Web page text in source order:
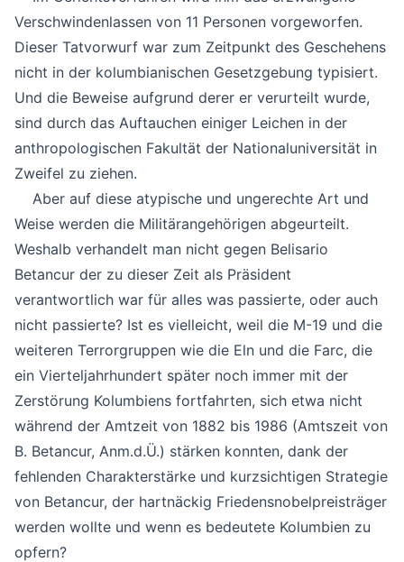
Verschwindenlassen von 11 Personen vorgeworfen.
Dieser Tatvorwurf war zum Zeitpunkt des Geschehens
nicht in der kolumbianischen Gesetzgebung typisiert.
Und die Beweise aufgrund derer er verurteilt wurde,
sind durch das Auftauchen einiger Leichen in der
anthropologischen Fakultät der Nationaluniversität in
Zweifel zu ziehen.
Aber auf diese atypische und ungerechte Art und
Weise werden die Militärangehörigen abgeurteilt.
Weshalb verhandelt man nicht gegen Belisario
Betancur der zu dieser Zeit als Präsident
verantwortlich war für alles was passierte, oder auch
nicht passierte? Ist es vielleicht, weil die M-19 und die
weiteren Terrorgruppen wie die Eln und die Farc, die
ein Vierteljahrhundert später noch immer mit der
Zerstörung Kolumbiens fortfahrten, sich etwa nicht
während der Amtzeit von 1882 bis 1986 (Amtszeit von
B. Betancur, Anm.d.Ü.) stärken konnten, dank der
fehlenden Charakterstärke und kurzsichtigen Strategie
von Betancur, der hartnäckig Friedensnobelpreisträger
werden wollte und wenn es bedeutete Kolumbien zu
opfern?